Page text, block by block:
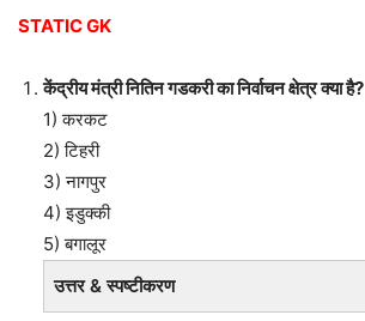
STATIC GK
केंद्रीय मंत्री नितिन गडकरी का निर्वाचन क्षेत्र क्या है?
1) करकट
2) टिहरी
3) नागपुर
4) इडुक्की
5) बगालूर
उत्तर & स्पष्टीकरण